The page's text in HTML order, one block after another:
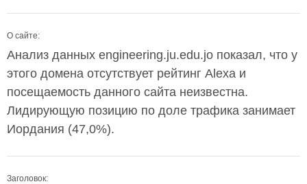
О сайте:
Анализ данных engineering.ju.edu.jo показал, что у
этого домена отсутствует рейтинг Alexa и
посещаемость данного сайта неизвестна.
Лидирующую позицию по доле трафика занимает
Иордания (47,0%).
Заголовок: